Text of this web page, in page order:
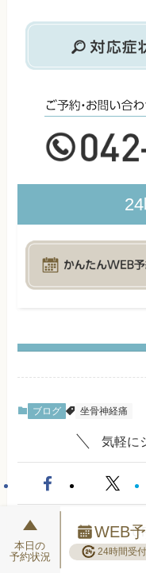
ブログ 坐骨神経痛
気軽に
本日の
予約状況
WEB
24時間受